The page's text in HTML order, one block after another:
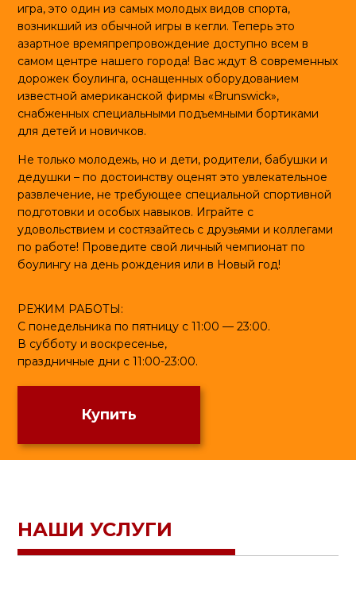
игра, это один из самых молодых видов спорта,
возникший из обычной игры в кегли. Теперь это
азартное времяпрепровождение доступно всем в
самом центре нашего города! Вас ждут 8 современных
дорожек боулинга, оснащенных оборудованием
известной американской фирмы «Brunswick»,
снабженных специальными подъемными бортиками
для детей и новичков.
Не только молодежь, но и дети, родители, бабушки и
дедушки – по достоинству оценят это увлекательное
развлечение, не требующее специальной спортивной
подготовки и особых навыков. Играйте с
удовольствием и состязайтесь с друзьями и коллегами
по работе! Проведите свой личный чемпионат по
боулингу на день рождения или в Новый год!
РЕЖИМ РАБОТЫ:
С понедельника по пятницу с 11:00 — 23:00.
В субботу и воскресенье,
праздничные дни с 11:00-23:00.
Купить
НАШИ УСЛУГИ